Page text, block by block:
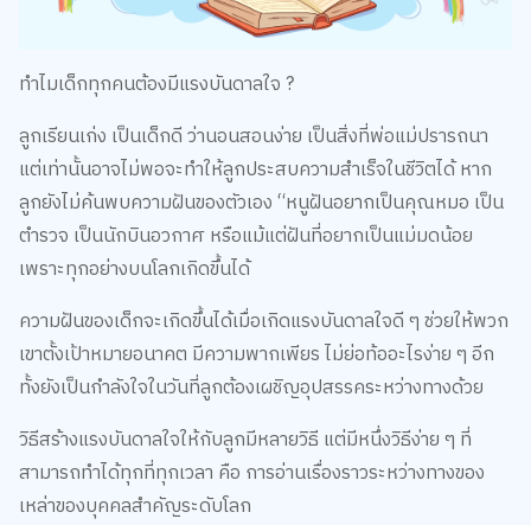
ทำไมเด็กทุกคนต้องมีแรงบันดาลใจ ?
ลูกเรียนเก่ง เป็นเด็กดี ว่านอนสอนง่าย เป็นสิ่งที่พ่อแม่ปรารถนา
แต่เท่านั้นอาจไม่พอจะทำให้ลูกประสบความสำเร็จในชีวิตได้ หาก
ลูกยังไม่ค้นพบความฝันของตัวเอง “หนูฝันอยากเป็นคุณหมอ เป็น
ตำรวจ เป็นนักบินอวกาศ หรือแม้แต่ฝันที่อยากเป็นแม่มดน้อย
เพราะทุกอย่างบนโลกเกิดขึ้นได้
ความฝันของเด็กจะเกิดขึ้นได้เมื่อเกิดแรงบันดาลใจดี ๆ ช่วยให้พวก
เขาตั้งเป้าหมายอนาคต มีความพากเพียร ไม่ย่อท้ออะไรง่าย ๆ อีก
ทั้งยังเป็นกำลังใจในวันที่ลูกต้องเผชิญอุปสรรคระหว่างทางด้วย
วิธีสร้างแรงบันดาลใจให้กับลูกมีหลายวิธี แต่มีหนึ่งวิธีง่าย ๆ ที่
สามารถทำได้ทุกที่ทุกเวลา คือ การอ่านเรื่องราวระหว่างทางของ
เหล่าของบุคคลสำคัญระดับโลก